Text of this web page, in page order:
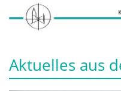
Aktuelles aus